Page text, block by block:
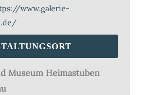
www.galerie-
Museum Heimastuben